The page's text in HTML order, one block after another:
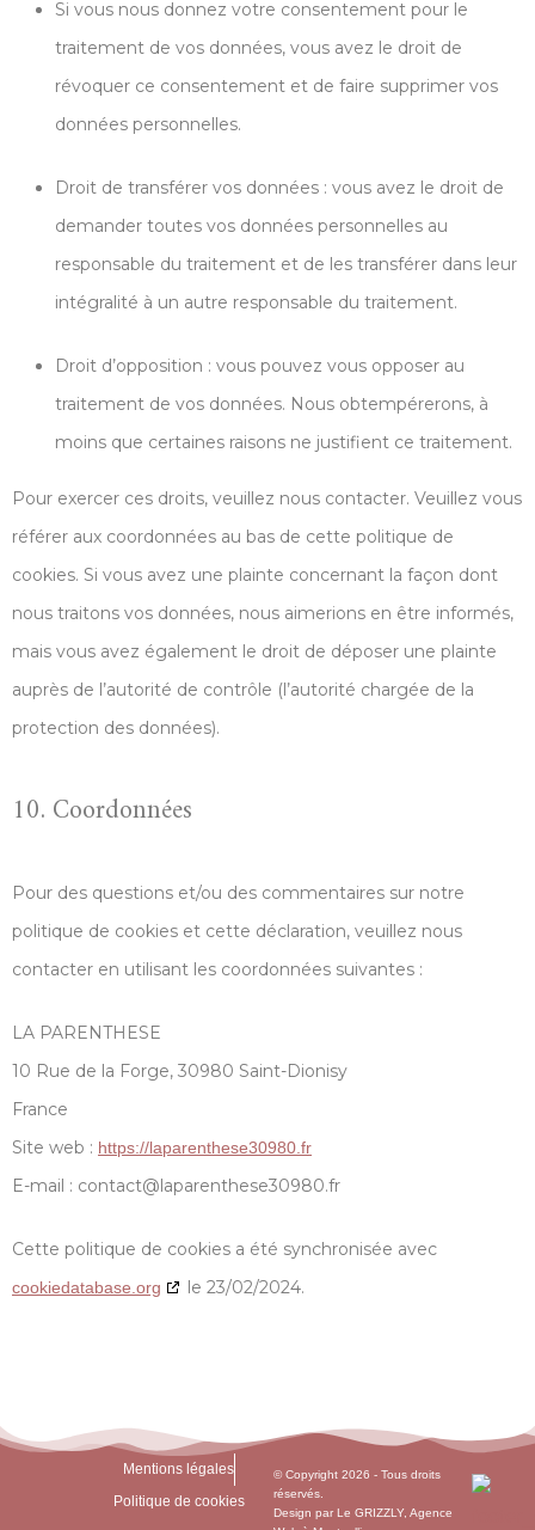
Si vous nous donnez votre consentement pour le
traitement de vos données, vous avez le droit de
révoquer ce consentement et de faire supprimer vos
données personnelles.
Droit de transférer vos données : vous avez le droit de
demander toutes vos données personnelles au
responsable du traitement et de les transférer dans leur
intégralité à un autre responsable du traitement.
Droit d’opposition : vous pouvez vous opposer au
traitement de vos données. Nous obtempérerons, à
moins que certaines raisons ne justifient ce traitement.
Pour exercer ces droits, veuillez nous contacter. Veuillez vous
référer aux coordonnées au bas de cette politique de
cookies. Si vous avez une plainte concernant la façon dont
nous traitons vos données, nous aimerions en être informés,
mais vous avez également le droit de déposer une plainte
auprès de l’autorité de contrôle (l’autorité chargée de la
protection des données).
10. Coordonnées
Pour des questions et/ou des commentaires sur notre
politique de cookies et cette déclaration, veuillez nous
contacter en utilisant les coordonnées suivantes :
LA PARENTHESE
10 Rue de la Forge, 30980 Saint-Dionisy
France
Site web : https://laparenthese30980.fr
E-mail : contact@laparenthese30980.fr
Cette politique de cookies a été synchronisée avec
cookiedatabase.org le 23/02/2024.
Mentions légales
Politique de cookies
© Copyright 2026 - Tous droits
réservés.
Design par Le GRIZZLY, Agence